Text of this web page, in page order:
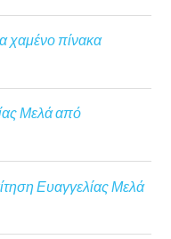
χαμένο πίνακα
Μελά από
Ευαγγελίας Μελά